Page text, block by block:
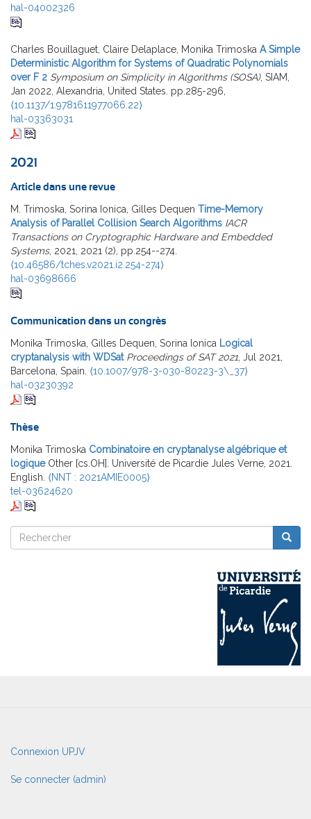
hal-04002326
Charles Bouillaguet, Claire Delaplace, Monika Trimoska A Simple
Deterministic Algorithm for Systems of Quadratic Polynomials
over F 2 Symposium on Simplicity in Algorithms (SOSA), SIAM,
Jan 2022, Alexandria, United States. pp.285-296,
⟨10.1137/1.9781611977066.22⟩
hal-03363031
2021
Article dans une revue
M. Trimoska, Sorina Ionica, Gilles Dequen Time-Memory
Analysis of Parallel Collision Search Algorithms IACR
Transactions on Cryptographic Hardware and Embedded
Systems, 2021, 2021 (2), pp.254--274.
⟨10.46586/tches.v2021.i2.254-274⟩
hal-03698666
Communication dans un congrès
Monika Trimoska, Gilles Dequen, Sorina Ionica Logical
cryptanalysis with WDSat Proceedings of SAT 2021 , Jul 2021,
Barcelona, Spain. ⟨10.1007/978-3-030-80223-3\_37⟩
hal-03230392
Thèse
Monika Trimoska Combinatoire en cryptanalyse algébrique et
logique Other [cs.OH]. Université de Picardie Jules Verne, 2021.
English. ⟨NNT : 2021AMIE0005⟩
tel-03624620
Rechercher
Rechercher
User
account
menu
Connexion UPJV
Se connecter (admin)